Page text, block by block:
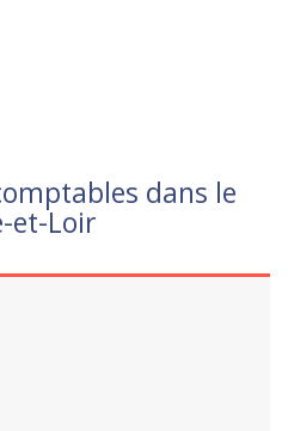
dans le
et-Loir